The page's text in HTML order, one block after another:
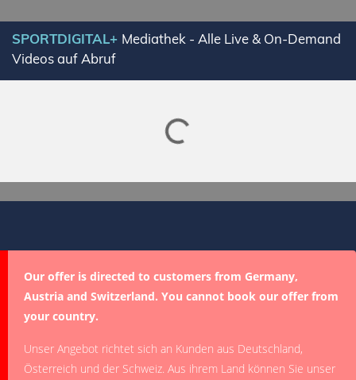
SPORTDIGITAL+ Mediathek - Alle Live & On-Demand
Videos auf Abruf
Lade SPORTDIGITAL+ Mediathek
Our offer is directed to customers from Germany,
Austria and Switzerland. You cannot book our offer from
your country.
Unser Angebot richtet sich an Kunden aus Deutschland,
Österreich und der Schweiz. Aus ihrem Land können Sie unser